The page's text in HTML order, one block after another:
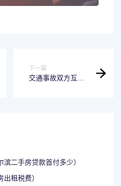
下一篇
交通事故双方互有
二手房贷款首付多少）
租税费）